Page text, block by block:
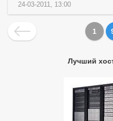
24-03-2011, 13:00
1
Лучший